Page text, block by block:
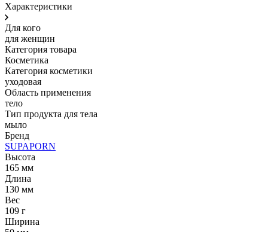
Характеристики
Для кого
для женщин
Категория товара
Косметика
Категория косметики
уходовая
Область применения
тело
Тип продукта для тела
мыло
Бренд
SUPAPORN
Высота
165 мм
Длина
130 мм
Вес
109 г
Ширина